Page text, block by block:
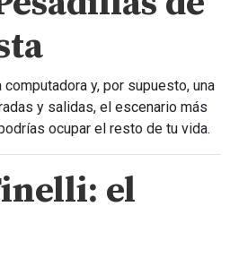
y, por supuesto, una
y salidas, el escenario más
ocupar el resto de tu vida.
el